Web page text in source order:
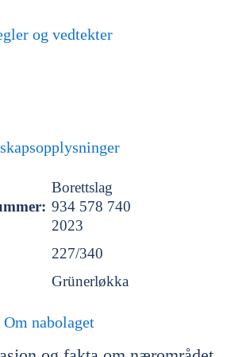
og vedtekter
Borettslag
934 578 740
2023
227/340
Grünerløkka
Om nabolaget